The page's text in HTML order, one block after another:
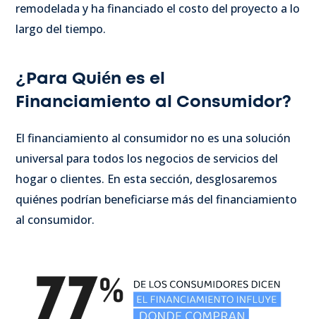
remodelada y ha financiado el costo del proyecto a lo
largo del tiempo.
¿Para Quién es el
Financiamiento al Consumidor?
El financiamiento al consumidor no es una solución
universal para todos los negocios de servicios del
hogar o clientes. En esta sección, desglosaremos
quiénes podrían beneficiarse más del financiamiento
al consumidor.